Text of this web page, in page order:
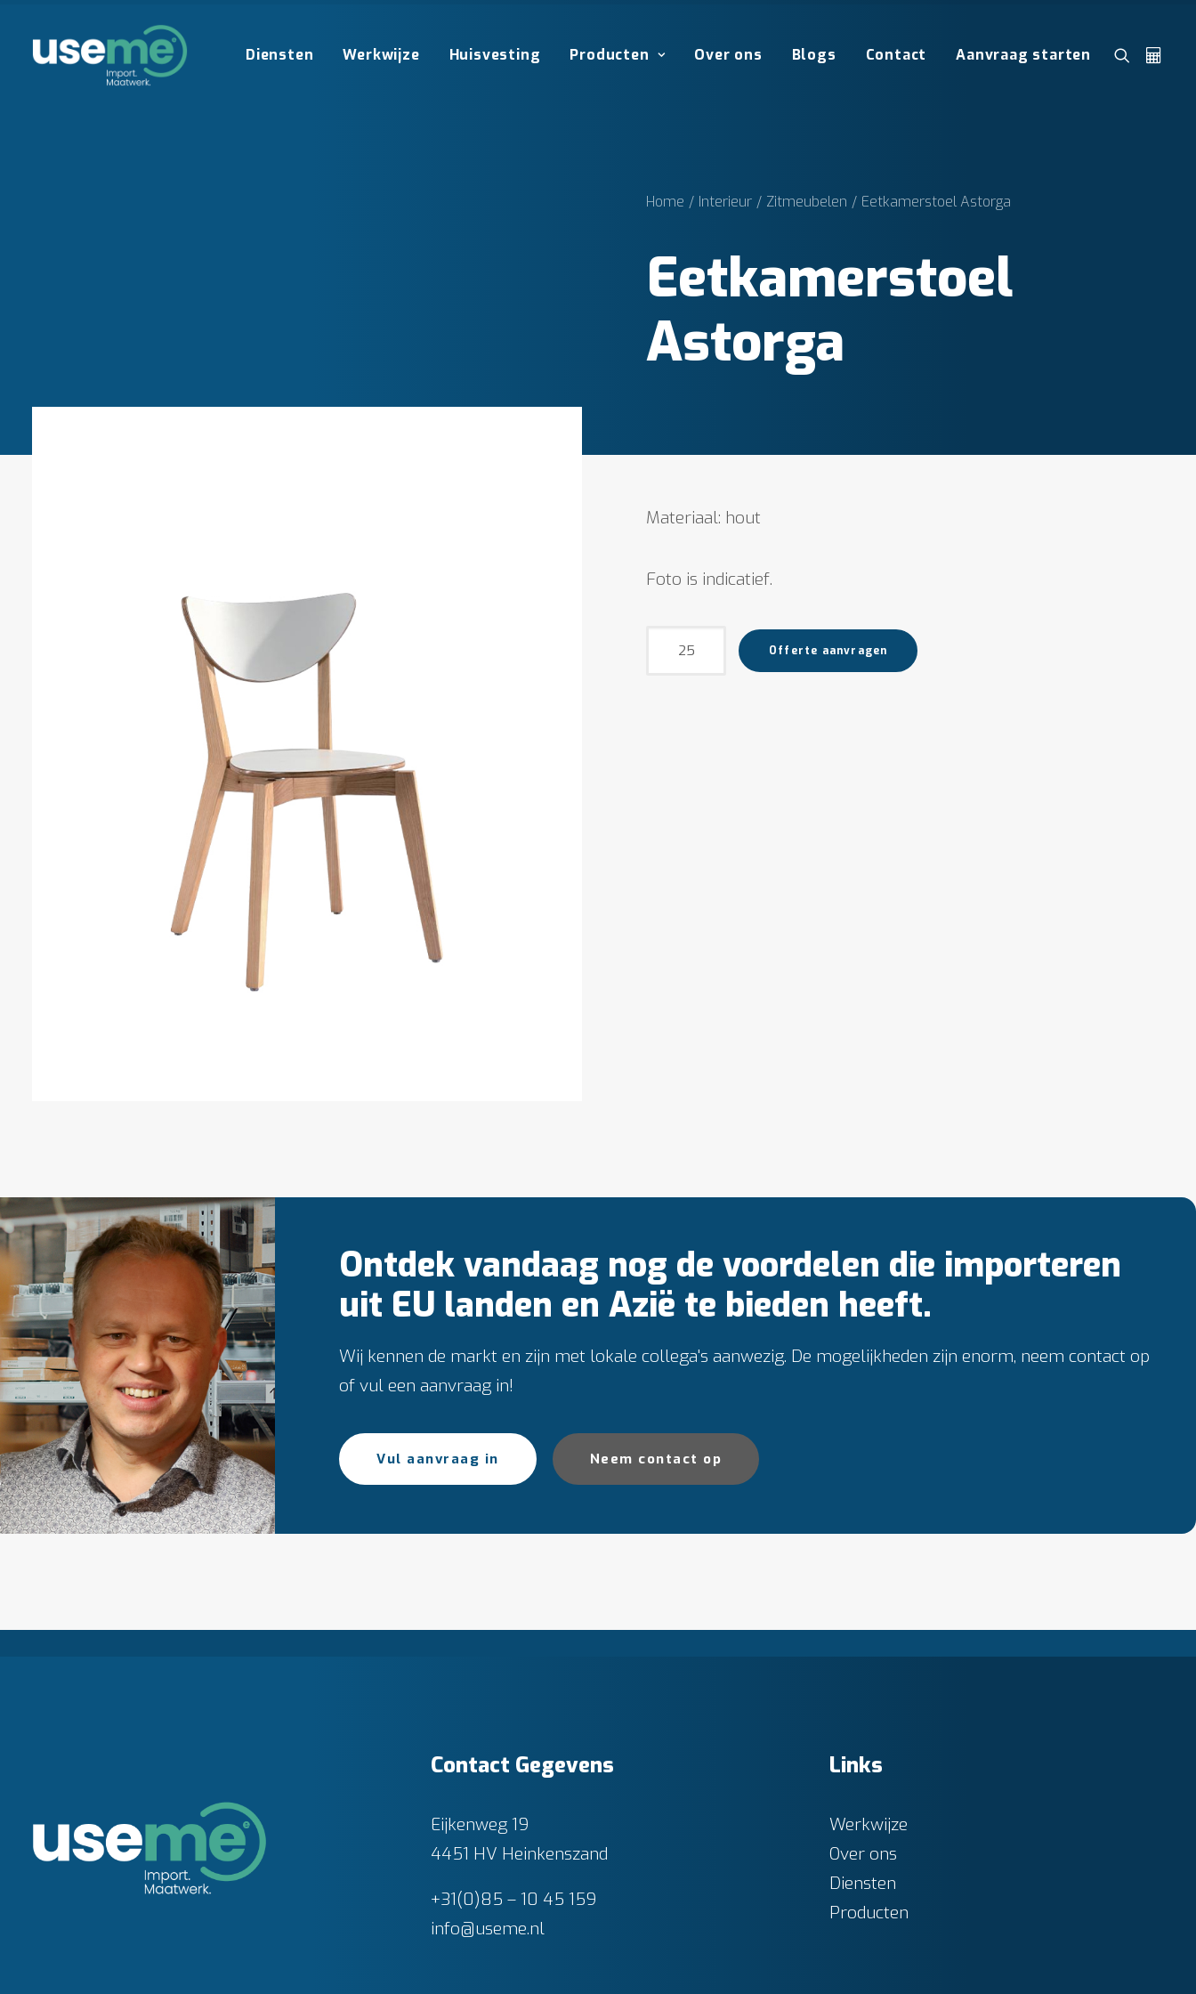
Diensten Werkwijze Huisvesting Producten Over ons Blogs Contact Aanvraag starten
Home Interieur Zitmeubelen Eetkamerstoel Astorga
Eetkamerstoel
Astorga
Materiaal: hout
Foto is indicatief.
Eetkamerstoel
Offerte aanvragen
Ontdek vandaag nog de voordelen die importeren
uit EU landen en Azië te bieden heeft.
Wij kennen de markt en zijn met lokale collega's aanwezig. De mogelijkheden zijn enorm, neem contact op
of vul een aanvraag in!
Vul aanvraag in Neem contact op
Contact Gegevens
Eijkenweg 19
4451 HV Heinkenszand
+31(0)85 – 10 45 159
info@useme.nl
Links
Werkwijze
Over ons
Diensten
Producten